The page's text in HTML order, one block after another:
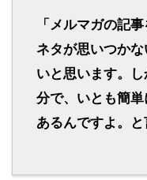
「メルマガの記
ネタが思いつか
いと思います。
分で、いとも簡
あるんですよ。